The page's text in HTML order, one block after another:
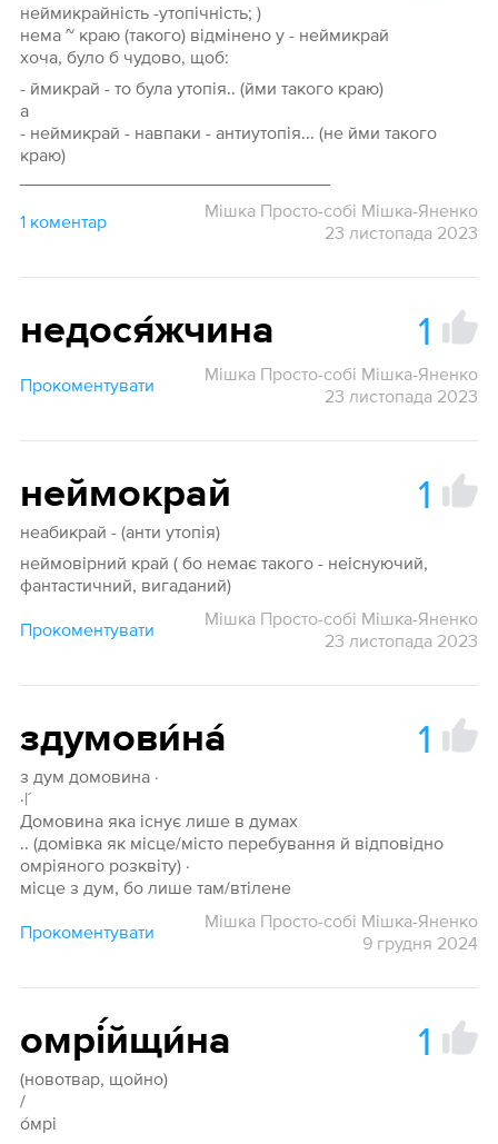
неймикрайність -утопічність; )
нема ~ краю (такого) відмінено у - неймикрай
хоча, було б чудово, щоб:
- ймикрай - то була утопія.. (йми такого краю)
а
- неймикрай - навпаки - антиутопія... (не йми такого
краю)
1 коментар
Мішка Просто-собі Мішка-Яненко
23 листопада 2023
недося́жчина 1
Прокоментувати
Мішка Просто-собі Мішка-Яненко
23 листопада 2023
неймокрай 1
неабикрай - (анти утопія)
неймовірний край ( бо немає такого - неіснуючий,
фантастичний, вигаданий)
Прокоментувати
Мішка Просто-собі Мішка-Яненко
23 листопада 2023
здумови́на́ 1
з дум домовина ·
·|´
Домовина яка існує лише в думах
.. (домівка як місце/місто перебування й відповідно
омріяного розквіту) ·
місце з дум, бо лише там/втілене
Прокоментувати
Мішка Просто-собі Мішка-Яненко
9 грудня 2024
омрі́йщи́на 1
(новотвар, щойно)
/
о́мрі